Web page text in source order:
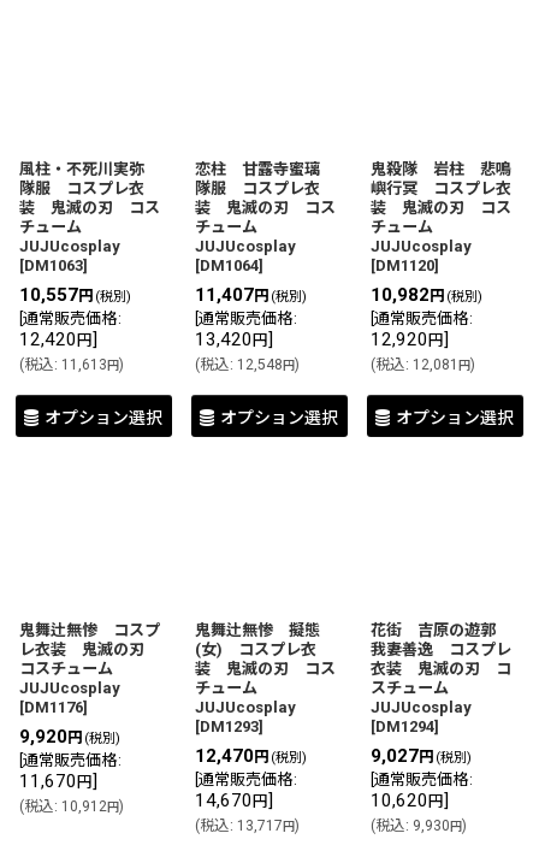
風柱・不死川実弥
隊服 コスプレ衣
装 鬼滅の刃 コス
チューム
JUJUcosplay
[DM1063]
10,557円 (税別)
通常販売価格:
12,420 円]
(税込: 11,613円)
オプション選択
恋柱 甘露寺蜜璃
隊服 コスプレ衣
装 鬼滅の刃 コス
チューム
JUJUcosplay
[DM1064]
11,407円 (税別)
通常販売価格:
13,420 円]
(税込: 12,548円)
オプション選択
鬼殺隊 岩柱 悲鳴
嶼行冥 コスプレ衣
装 鬼滅の刃 コス
チューム
JUJUcosplay
[DM1120]
10,982 円 (税別)
通常販売価格:
12,920 円]
(税込: 12,081 円)
オプション選択
鬼舞辻無惨 コスプ
レ衣装 鬼滅の刃
コスチューム
JUJUcosplay
[DM1176]
9,920円 (税別)
通常販売価格:
11,670 円]
(税込: 10,912円)
鬼舞辻無惨 擬態
(女) コスプレ衣
装 鬼滅の刃 コス
チューム
JUJUcosplay
[DM1293]
12,470円 (税別)
通常販売価格:
14,670 円]
(税込: 13,717円)
花街 吉原の遊郭
我妻善逸 コスプレ
衣装 鬼滅の刃 コ
スチューム
JUJUcosplay
[DM1294]
9,027円 (税別)
通常販売価格:
10,620 円]
(税込: 9,930円)